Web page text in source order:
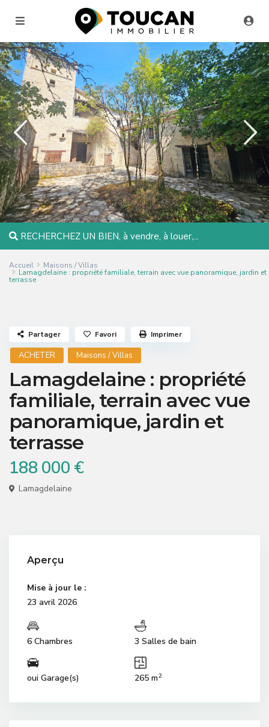
RECHERCHEZ UN BIEN, à vendre, à louer,...
Accueil Maisons / Villas
Lamagdelaine : propriété familiale, terrain avec vue panoramique, jardin et
terrasse
ACHETER Maisons / Villas
Lamagdelaine : propriété
familiale, terrain avec vue
panoramique, jardin et
terrasse
188 000 €
Lamagdelaine
Partager Favori Imprimer
Aperçu
Mise à jour le :
23 avril 2026
6 Chambres 3 Salles de bain
oui Garage(s) 265 m2